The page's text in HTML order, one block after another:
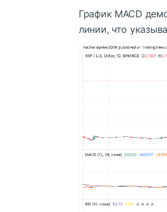
График MACD
линии, что